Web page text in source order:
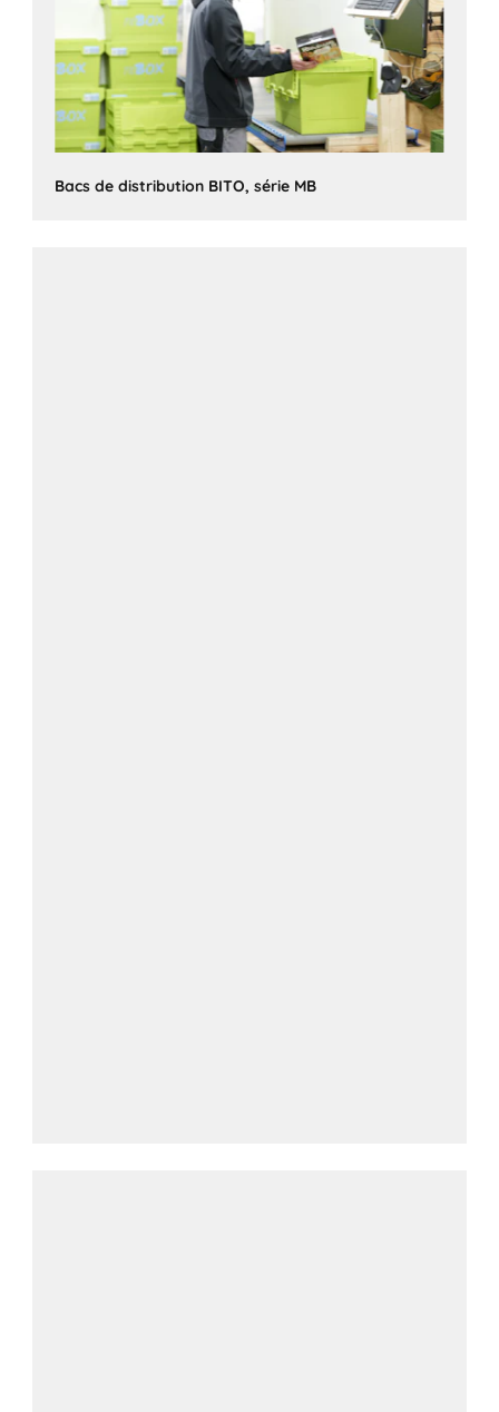
Bacs de distribution BITO, série MB